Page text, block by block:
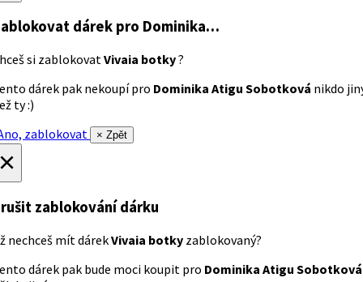
dárek pro Dominika…
si zablokovatVivaia botky?
dárek pak nekoupí pro Dominika Atigu Sobotková nikdo
ty :)
zablokovat
× Zpět
zablokování dárku
nechceš mít dárekVivaia botky zablokovaný?
dárek pak bude moci koupit pro Dominika Atigu Sobotková